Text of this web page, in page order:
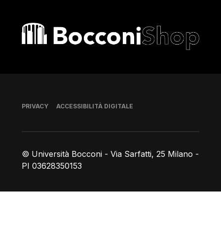
Bocconi shop
© Università Bocconi - Via Sarfatti, 25 Milano -
PI 03628350153
Piè di pagina
PRIVACY ACCESSIBILITÀ DIGITALE